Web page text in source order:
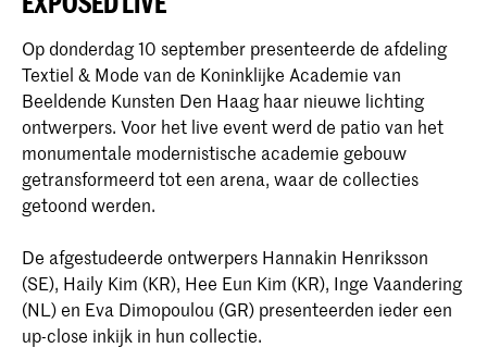
Op donderdag 10 september presenteerde de afdeling
Textiel & Mode van de Koninklijke Academie van
Beeldende Kunsten Den Haag haar nieuwe lichting
ontwerpers. Voor het live event werd de patio van het
monumentale modernistische academie gebouw
getransformeerd tot een arena, waar de collecties
getoond werden.
De afgestudeerde ontwerpers Hannakin Henriksson
(SE), Haily Kim (KR), Hee Eun Kim (KR), Inge Vaandering
(NL) en Eva Dimopoulou (GR) presenteerden ieder een
up-close inkijk in hun collectie.